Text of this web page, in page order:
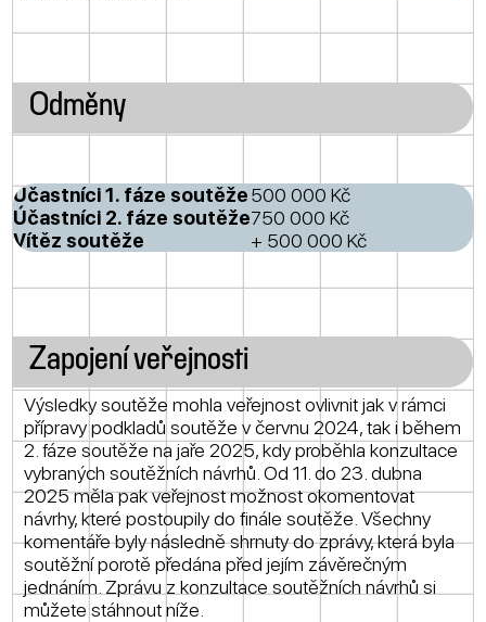
Odměny
Účastníci 1. fáze soutěže500 000 Kč
Účastníci 2. fáze soutěže750 000 Kč
Vítěz soutěže
+ 500 000 Kč
Zapojení veřejnosti
Výsledky soutěže mohla veřejnost ovlivnit jak v rámci
přípravy podkladů soutěže v červnu 2024, tak i během
2. fáze soutěže na jaře 2025, kdy proběhla konzultace
vybraných soutěžních návrhů. Od 11. do 23. dubna
2025 měla pak veřejnost možnost okomentovat
návrhy, které postoupily do finále soutěže. Všechny
komentáře byly následně shrnuty do zprávy, která byla
soutěžní porotě předána před jejím závěrečným
jednáním. Zprávu z konzultace soutěžních návrhů si
můžete stáhnout níže.